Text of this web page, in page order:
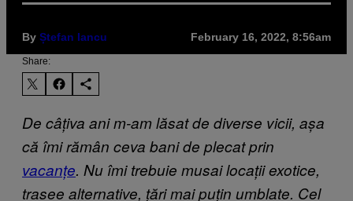
By Ștefan Iancu February 16, 2022, 8:56am
Share:
De câțiva ani m-am lăsat de diverse vicii, așa
că îmi rămân ceva bani de plecat prin
vacanțe. Nu îmi trebuie musai locații exotice,
trasee alternative, țări mai puțin umblate. Cel